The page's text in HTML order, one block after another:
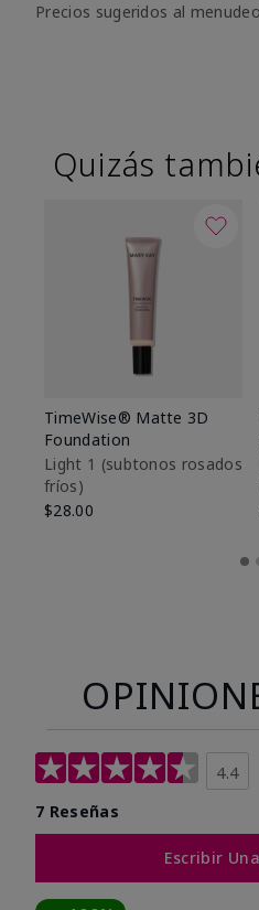
Precios sugeridos al
Quizás
TimeWise® Matte 3D
Foundation
Light 1​ (subtonos rosados
fríos)
$28.00
4.4
7 Reseñas
Escribir